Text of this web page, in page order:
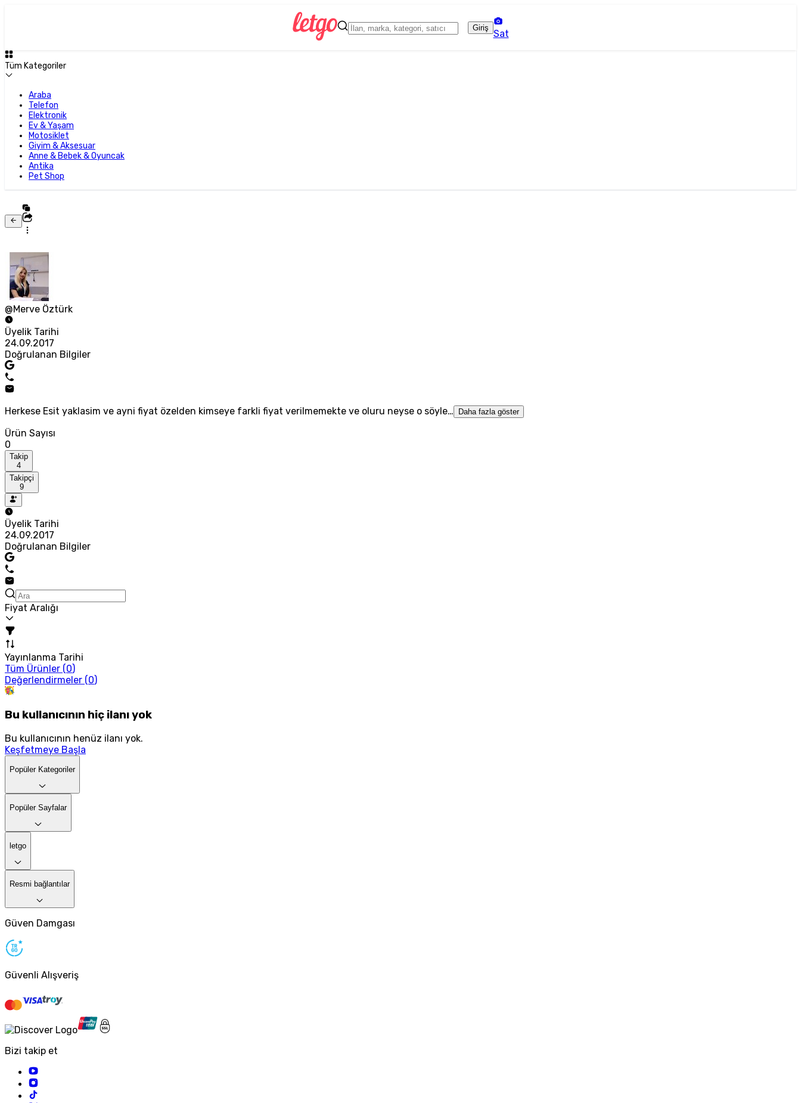
Giriş
Sat
Tüm Kategoriler
Araba
Telefon
Elektronik
Ev & Yaşam
Motosiklet
Giyim & Aksesuar
Anne & Bebek & Oyuncak
Antika
Pet Shop
@Merve Öztürk
Üyelik Tarihi
24.09.2017
Doğrulanan Bilgiler
Herkese Esit yaklasim ve ayni fiyat özelden kimseye farkli fiyat verilmemekte ve oluru neyse o söyle… Daha fazla göster
Ürün Sayısı
0
Takip
4
Takipçi
9
Üyelik Tarihi
24.09.2017
Doğrulanan Bilgiler
Fiyat Aralığı
Yayınlanma Tarihi
Tüm Ürünler (0)
Değerlendirmeler (0)
Bu kullanıcının hiç ilanı yok
Bu kullanıcının henüz ilanı yok.
Keşfetmeye Başla
Popüler Kategoriler
Popüler Sayfalar
letgo
Resmi bağlantılar
Güven Damgası
Güvenli Alışveriş
Bizi takip et